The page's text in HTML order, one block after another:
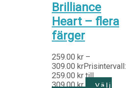
Brilliance
Heart – flera
färger
259.00 kr –
309.00 krPrisintervall:
259.00 kr till
309.00 kr
Välj